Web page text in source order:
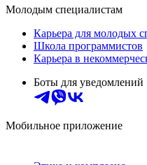
Молодым специалистам
Карьера для молодых
Школа программистов
Карьера в
Боты для уведомлений
Мобильное приложение